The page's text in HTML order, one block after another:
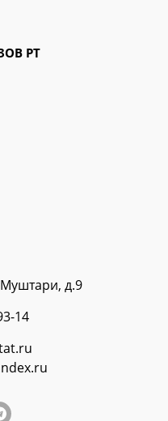
РТ
Муштари, д.9
14